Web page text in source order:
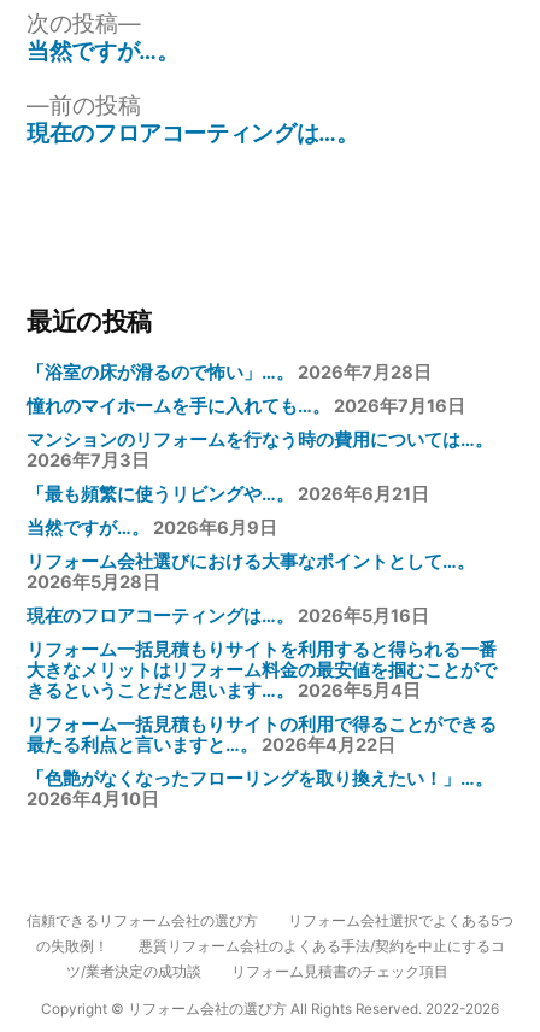
投
稿
ナ
ビ
ョ
ン
前の投稿
の
現在のフロアコーティングは…。
次の投稿
次
の
当然ですが…。
最近の投稿
「浴室の床が滑るので怖い」…。
2026年7月28日
憧れのマイホームを手に入れても…。
2026年7月16日
マンションのリフォームを行なう時の費用については…。
2026年7月3日
「最も頻繁に使うリビングや…。
2026年6月21日
当然ですが…。
2026年6月9日
リフォーム会社選びにおける大事なポイントとして…。
2026年5月28日
現在のフロアコーティングは…。
2026年5月16日
リフォーム一括見積もりサイトを利用すると得られる一番
大きなメリットはリフォーム料金の最安値を掴むことがで
きるということだと思います…。
2026年5月4日
リフォーム一括見積もりサイトの利用で得ることができる
最たる利点と言いますと…。
2026年4月22日
「色艶がなくなったフローリングを取り換えたい！」…。
2026年4月10日
信頼できるリフォーム会社の選び方
リフォーム会社選択でよくある5つ
の失敗例！
悪質リフォーム会社のよくある手法/契約を中止にするコ
ツ/業者決定の成功談
リフォーム見積書のチェック項目
Copyright © リフォーム会社の選び方 All Rights Reserved. 2022-2026